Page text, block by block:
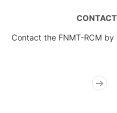
Contact the FNMT-RCM